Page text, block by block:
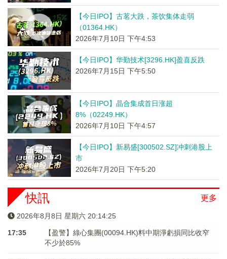
【今日IPO】古茗大跌，茶饮集体走弱
（01364.HK）
2026年7月10日 下午4:53
【今日IPO】华勤技术[3296.HK]盈喜反跌
2026年7月15日 下午5:50
【今日IPO】晶合集成首日涨超
8%（02249.HK）
2026年7月10日 下午4:57
【今日IPO】新易盛[300502.SZ]冲刺港股上
市
2026年7月20日 下午5:20
更多
快訊
2026年8月8日 星期六 20:14:26
17:35
【盈警】綠心集團(00094.HK)料中期淨虧損同比收窄
不少於85%